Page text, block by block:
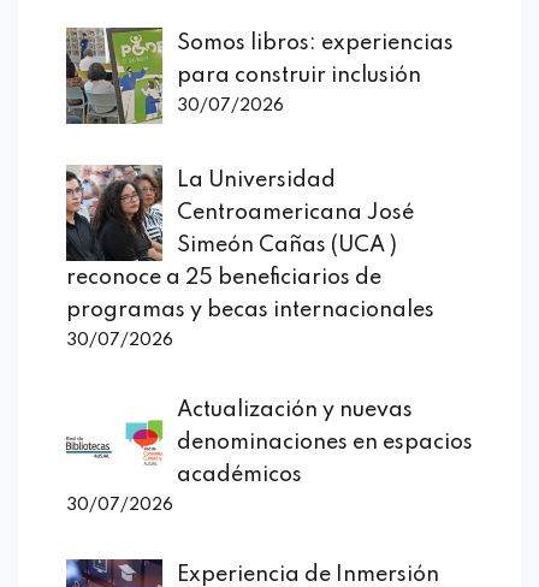
Somos libros: experiencias
para construir inclusión
30/07/2026
La Universidad
Centroamericana José
Simeón Cañas (UCA )
reconoce a 25 beneficiarios de
programas y becas internacionales
30/07/2026
Actualización y nuevas
denominaciones en espacios
académicos
30/07/2026
Experiencia de Inmersión